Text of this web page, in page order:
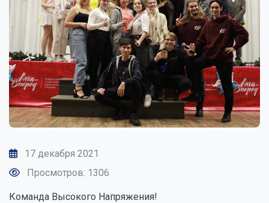
17 декабря 2021
Просмотров: 1306
Команда Высокого Напряжения!